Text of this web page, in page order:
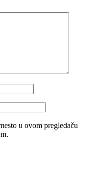
u ovom pregledaču